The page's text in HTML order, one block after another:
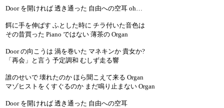
Door を開ければ 透き通った 自由への空耳 oh…
餌に手を伸ばす ふとした時に チラ付いた音色は
その昔買った Piano ではない 薄茶の Organ
Door の向こうは 渦を巻いた マネキンか 貴女か?
「再会」と言う 予定調和 むしず走る響
誰のせいで 壊れたのか ほら聞こえて来る Organ
マゾヒストをくすぐるのか まだ鳴り止まない Organ
Door を開ければ 透き通った 自由への空耳